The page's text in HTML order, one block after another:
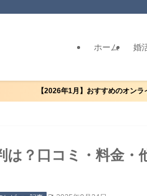
ホーム 婚
【2026年1月】おすすめのオン
は？口コミ・料金・